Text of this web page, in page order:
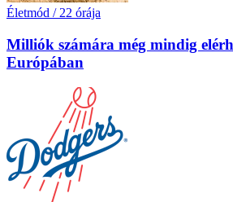
Életmód / 22 órája
Milliók számára még mindig
Európában